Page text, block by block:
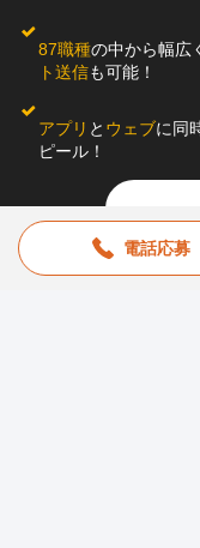
電話応募
87職種の中から幅広
ト送信も可能！
アプリ と ウェブに同
ピール！